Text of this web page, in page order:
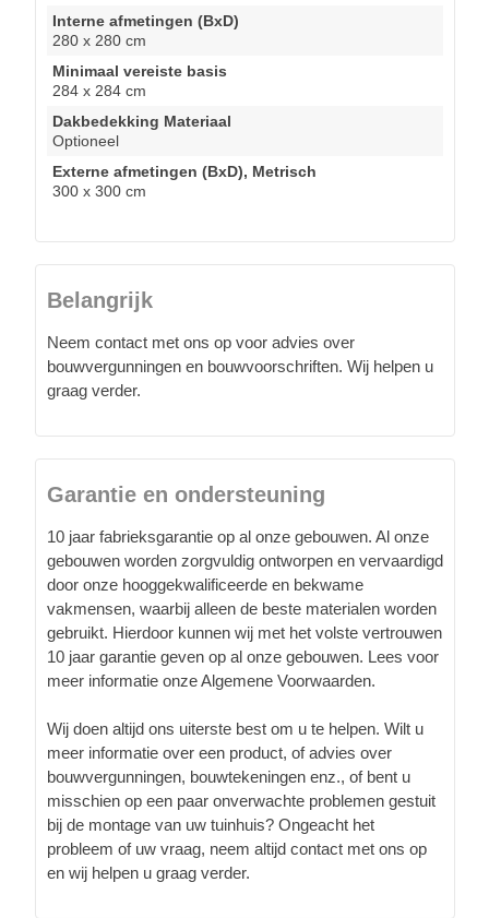
Interne afmetingen (BxD)
280 x 280 cm
Minimaal vereiste basis
284 x 284 cm
Dakbedekking Materiaal
Optioneel
Externe afmetingen (BxD), Metrisch
300 x 300 cm
Belangrijk
Neem contact met ons op voor advies over
bouwvergunningen en bouwvoorschriften. Wij helpen u
graag verder.
Garantie en ondersteuning
10 jaar fabrieksgarantie op al onze gebouwen. Al onze
gebouwen worden zorgvuldig ontworpen en vervaardigd
door onze hooggekwalificeerde en bekwame
vakmensen, waarbij alleen de beste materialen worden
gebruikt. Hierdoor kunnen wij met het volste vertrouwen
10 jaar garantie geven op al onze gebouwen. Lees voor
meer informatie onze Algemene Voorwaarden.
Wij doen altijd ons uiterste best om u te helpen. Wilt u
meer informatie over een product, of advies over
bouwvergunningen, bouwtekeningen enz., of bent u
misschien op een paar onverwachte problemen gestuit
bij de montage van uw tuinhuis? Ongeacht het
probleem of uw vraag, neem altijd contact met ons op
en wij helpen u graag verder.